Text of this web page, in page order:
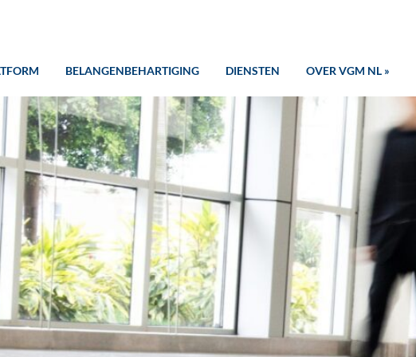
BELANGENBEHARTIGING DIENSTEN OVER VGM NL »